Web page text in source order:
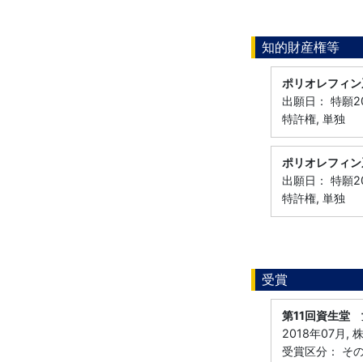
知的財産権等
ポリオレフィ
出願日： 特
特許権, 単独
ポリオレフィ
出願日： 特
特許権, 単独
受賞
第11回資生堂
2018年07月,
受賞区分： そ